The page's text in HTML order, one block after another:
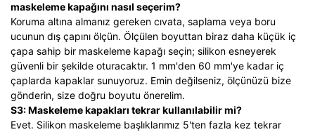
maskeleme kapağını nasıl seçerim?
Koruma altına almanız gereken cıvata, saplama veya boru
ucunun dış çapını ölçün. Ölçülen boyuttan biraz daha küçük iç
çapa sahip bir maskeleme kapağı seçin; silikon esneyerek
güvenli bir şekilde oturacaktır. 1 mm'den 60 mm'ye kadar iç
çaplarda kapaklar sunuyoruz. Emin değilseniz, ölçünüzü bize
gönderin, size doğru boyutu önerelim.
S3: Maskeleme kapakları tekrar kullanılabilir mi?
Evet. Silikon maskeleme başlıklarımız 5'ten fazla kez tekrar